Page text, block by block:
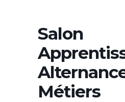
Salon
Métiers